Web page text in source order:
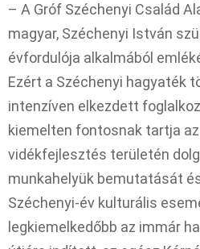
– A Gróf Széchenyi Család
magyar, Széchenyi István
évfordulója alkalmából
Ezért a Széchenyi hagyaték
intenzíven elkezdett
kiemelten fontosnak tartja
vidékfejlesztés területén
munkahelyük bemutatását
Széchenyi-év kulturális
legkiemelkedőbb az immár